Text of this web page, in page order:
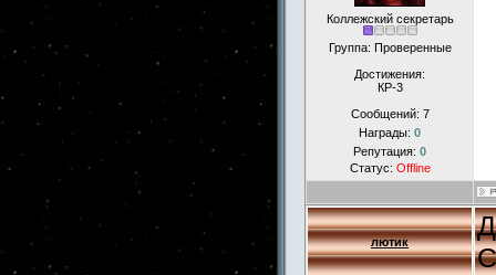
Коллежский секретарь
Группа: Проверенные
Достижения:
КР-3
Сообщений: 7
Награды: 0
Репутация: 0
Статус: Offline
лютик